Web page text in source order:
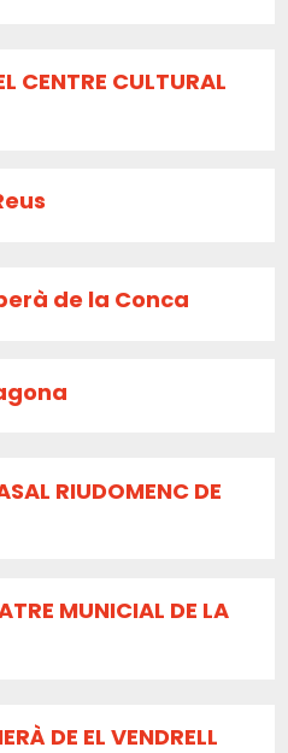
CENTRE CULTURAL
de la Conca
RIUDOMENC DE
MUNICIAL DE LA
DE EL VENDRELL